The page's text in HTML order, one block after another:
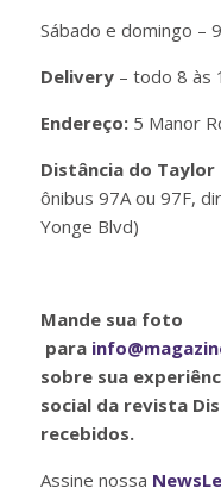
Sábado e domingo –
Delivery – todo 8 às
Endereço:5 Manor
Distância do Taylor
ônibus 97A ou 97F,
Yonge Blvd)
Mande sua foto
para
sobre sua
social da revista
recebidos.
Assine nossa